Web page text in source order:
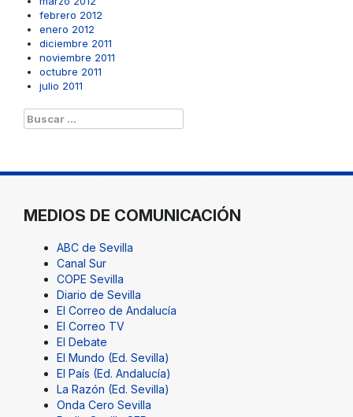
febrero 2012
enero 2012
diciembre 2011
noviembre 2011
octubre 2011
julio 2011
Buscar:
MEDIOS DE COMUNICACIÓN
ABC de Sevilla
Canal Sur
COPE Sevilla
Diario de Sevilla
El Correo de Andalucía
El Correo TV
El Debate
El Mundo (Ed. Sevilla)
El País (Ed. Andalucía)
La Razón (Ed. Sevilla)
Onda Cero Sevilla